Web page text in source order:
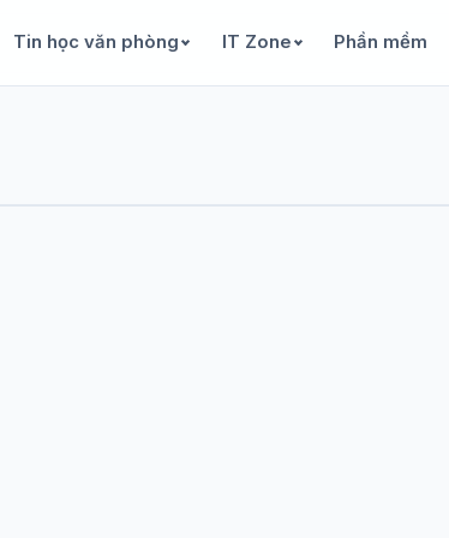
Tin học văn phòng IT Zone Phần mềm